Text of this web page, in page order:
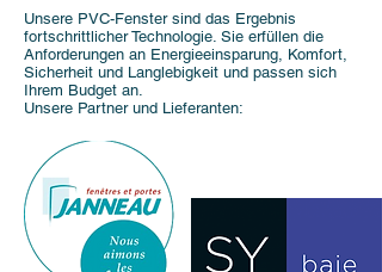
Unsere PVC-Fenster sind das Ergebnis
fortschrittlicher Technologie. Sie erfüllen die
Anforderungen an Energieeinsparung, Komfort,
Sicherheit und Langlebigkeit und passen sich
Ihrem Budget an.
Unsere Partner und Lieferanten: